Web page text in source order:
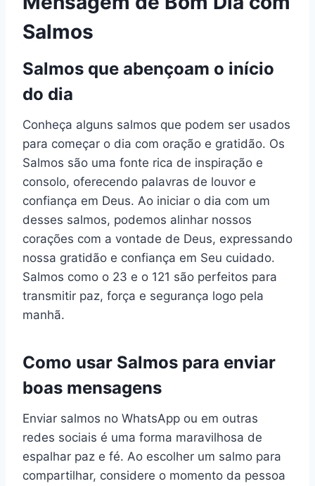
Salmos
Salmos que abençoam o início
do dia
Conheça alguns salmos que podem ser usados
para começar o dia com oração e gratidão. Os
Salmos são uma fonte rica de inspiração e
consolo, oferecendo palavras de louvor e
confiança em Deus. Ao iniciar o dia com um
desses salmos, podemos alinhar nossos
corações com a vontade de Deus, expressando
nossa gratidão e confiança em Seu cuidado.
Salmos como o 23 e o 121 são perfeitos para
transmitir paz, força e segurança logo pela
manhã.
Como usar Salmos para enviar
boas mensagens
Enviar salmos no WhatsApp ou em outras
redes sociais é uma forma maravilhosa de
espalhar paz e fé. Ao escolher um salmo para
compartilhar, considere o momento da pessoa